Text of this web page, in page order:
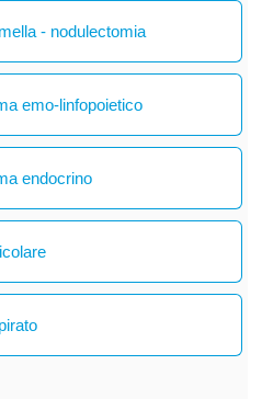
- nodulectomia
emo-linfopoietico
endocrino